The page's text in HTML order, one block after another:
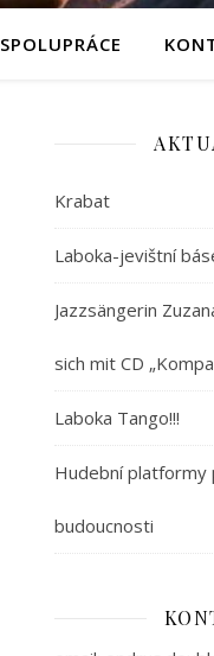
SPOLUPRÁCE
Krabat
Laboka-jevištní
Jazzsängerin
sich mit CD
Laboka Tango!!!
Hudební platformy
budoucnosti